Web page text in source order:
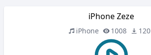
iPhone Zeze
iPhone 1008 120